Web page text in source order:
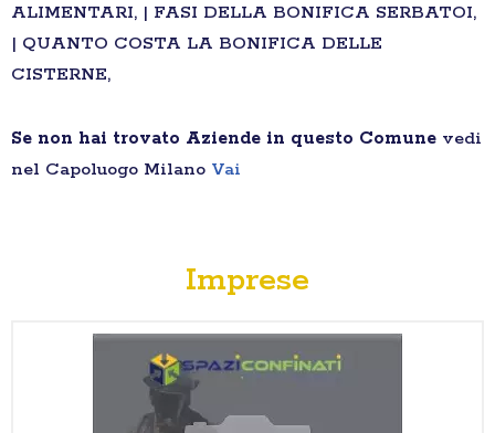
ALIMENTARI, | FASI DELLA BONIFICA SERBATOI,
| QUANTO COSTA LA BONIFICA DELLE
CISTERNE,
Se non hai trovato Aziende in questo Comune vedi
nel Capoluogo Milano Vai
Imprese